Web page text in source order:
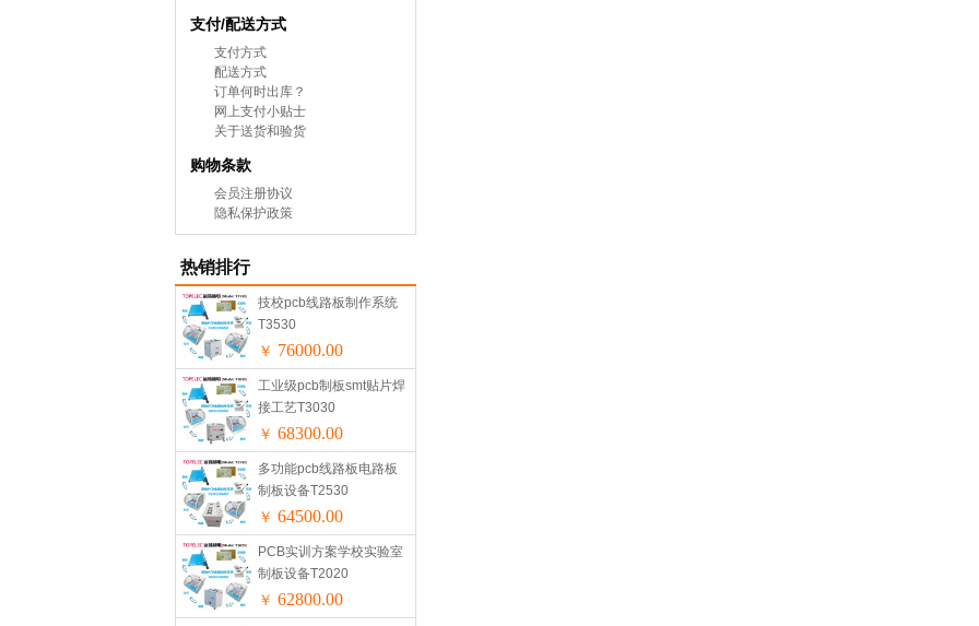
支付/配送方式
支付方式
配送方式
订单何时出库？
网上支付小贴士
关于送货和验货
购物条款
会员注册协议
隐私保护政策
热销排行
技校pcb线路板制作系统
T3530
￥ 76000.00
工业级pcb制板smt贴片焊
接工艺T3030
￥ 68300.00
多功能pcb线路板电路板
制板设备T2530
￥ 64500.00
PCB实训方案学校实验室
制板设备T2020
￥ 62800.00